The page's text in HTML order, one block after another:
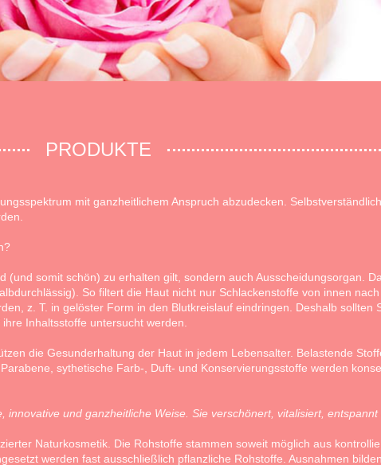
PRODUKTE
mit ganzheitlichem Anspruch abzudecken.
(und somit schön) zu erhalten gilt, sondern auch Ausscheidungsorgan.
So filtert die Haut nicht nur Schlackenstoffe von innen
z. T. in gelöster Form in den Blutkreislauf eindringen. Deshalb sollten
Inhaltsstoffe untersucht werden.
die Gesunderhaltung der Haut in jedem Lebensalter. Belastende
sythetische Farb-, Duft- und Konservierungsstoffe werden
und ganzheitliche Weise. Sie verschönert, vitalisiert, entspannt
Naturkosmetik. Die Rohstoffe stammen soweit möglich aus
werden fast ausschließlich pflanzliche Rohstoffe. Ausnahmen